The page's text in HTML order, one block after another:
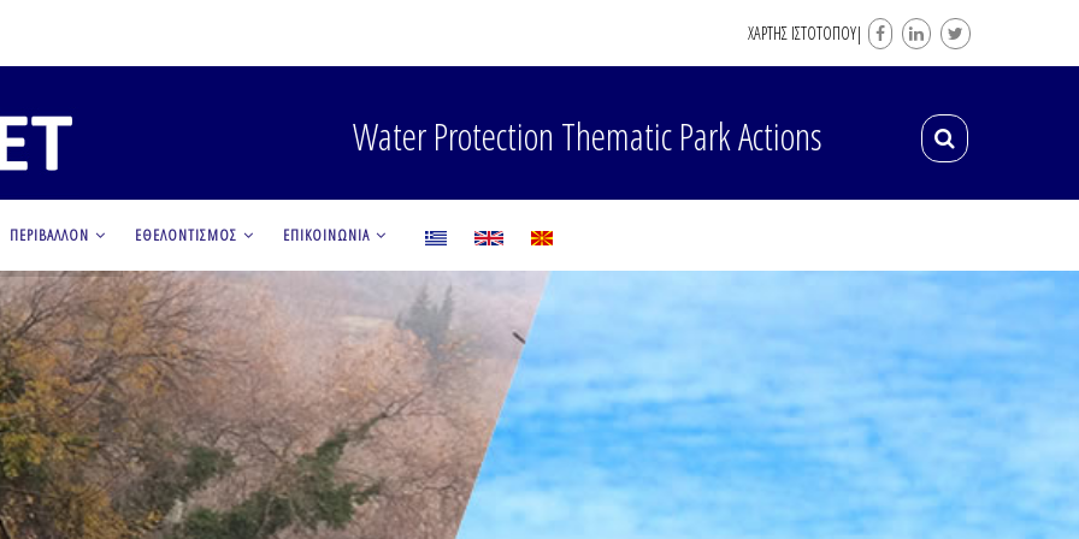
XΑΡΤΗΣ ΙΣΤΟΤΟΠΟΥ|
Water Protection Thematic Park Actions
ΠΕΡΙΒΑΛΛΟΝ ΕΘΕΛΟΝΤΙΣΜΟΣ ΕΠΙΚΟΙΝΩΝΙΑ